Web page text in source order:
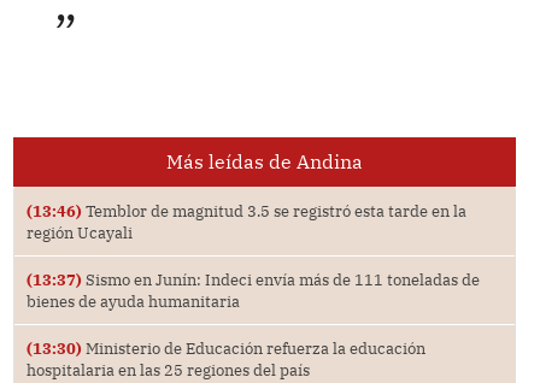
Más leídas de Andina
(13:46) Temblor de magnitud 3.5 se registró esta tarde en la
región Ucayali
(13:37) Sismo en Junín: Indeci envía más de 111 toneladas de
bienes de ayuda humanitaria
(13:30) Ministerio de Educación refuerza la educación
hospitalaria en las 25 regiones del país